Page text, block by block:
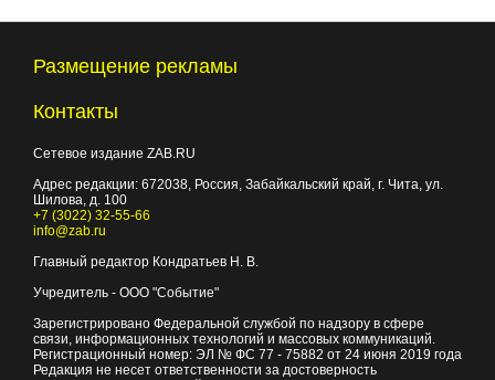
Размещение рекламы
Контакты
Сетевое издание ZAB.RU
Адрес редакции: 672038, Россия, Забайкальский край, г. Чита, ул.
Шилова, д. 100
+7 (3022) 32-55-66
info@zab.ru
Главный редактор Кондратьев Н. В.
Учредитель - ООО "Событие"
Зарегистрировано Федеральной службой по надзору в сфере
связи, информационных технологий и массовых коммуникаций.
Регистрационный номер: ЭЛ № ФС 77 - 75882 от 24 июня 2019 года
Редакция не несет ответственности за достоверность